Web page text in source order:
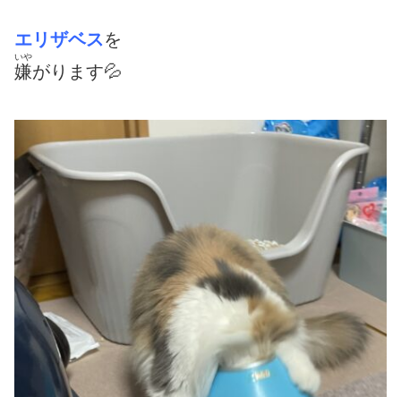
エリザベスを
嫌
いや
がります💦